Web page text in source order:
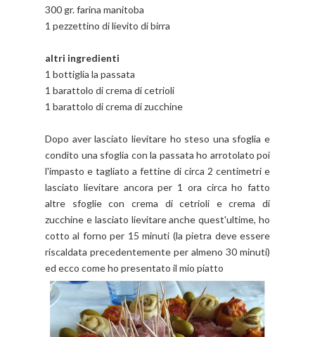
300 gr. farina manitoba
1 pezzettino di lievito di birra
altri ingredienti
1 bottiglia la passata
1 barattolo di crema di cetrioli
1 barattolo di crema di zucchine
Dopo aver lasciato lievitare ho steso una sfoglia e
condito una sfoglia con la passata ho arrotolato poi
l'impasto e tagliato a fettine di circa 2 centimetri e
lasciato lievitare ancora per 1 ora circa ho fatto
altre sfoglie con crema di cetrioli e crema di
zucchine e lasciato lievitare anche quest'ultime, ho
cotto al forno per 15 minuti (la pietra deve essere
riscaldata precedentemente per almeno 30 minuti)
ed ecco come ho presentato il mio piatto